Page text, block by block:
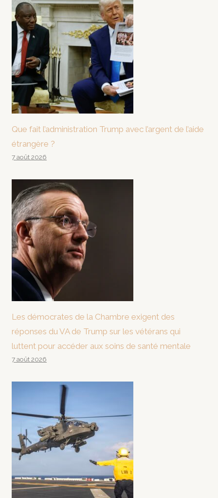
Que fait l’administration Trump avec l’argent de l’aide
étrangère ?
7 août 2026
Les démocrates de la Chambre exigent des
réponses du VA de Trump sur les vétérans qui
luttent pour accéder aux soins de santé mentale
7 août 2026